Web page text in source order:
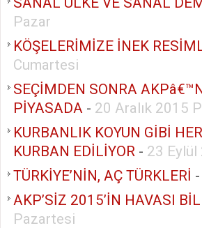
Pazar
KÖŞELERİMİZE İNEK
Cumartesi
SEÇİMDEN SONRA
PİYASADA - 20 Aralık 2015
KURBANLIK KOYUN GİBİ
KURBAN EDİLİYOR - 23 Eylül
TÜRKİYE’NİN, AÇ TÜRKLERİ -
AKP’SİZ 2015’İN HAVASI
Pazartesi